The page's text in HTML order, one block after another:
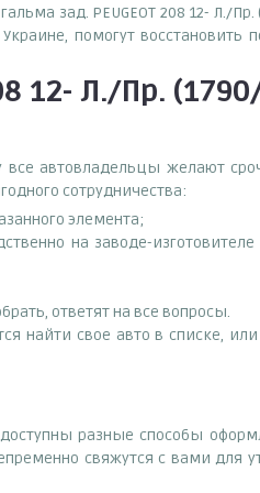
зад. PEUGEOT 208 12- Л./Пр.
помогут восстановить
12- Л./Пр. (1790/
все автовладельцы желают
сотрудничества:
элемента;
на заводе-
ответят на все вопросы.
найти свое авто в списке,
доступны разные способы
свяжутся с вами для